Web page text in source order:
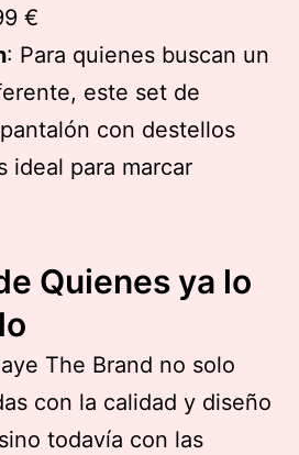
€
: Para quienes buscan un
este set de
con destellos
ideal para marcar
Quienes ya lo
The Brand no solo
con la calidad y diseño
todavía con las